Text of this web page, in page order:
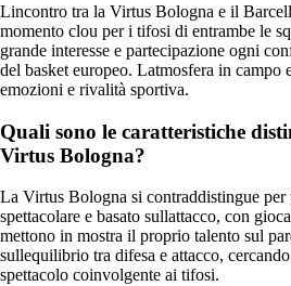
Lincontro tra la Virtus Bologna e il
momento clou per i tifosi di entrambe le
grande interesse e partecipazione ogni
del basket europeo. Latmosfera in campo
emozioni e rivalità sportiva.
Quali sono le caratteristiche
Virtus Bologna?
La Virtus Bologna si contraddistingue per
spettacolare e basato sullattacco, con
mettono in mostra il proprio talento sul
sullequilibrio tra difesa e attacco,
spettacolo coinvolgente ai tifosi.